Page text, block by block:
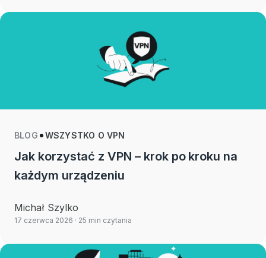
BLOG WSZYSTKO O VPN
Jak korzystać z VPN – krok po kroku na
każdym urządzeniu
Michał Szylko
17 czerwca 2026 · 25 min czytania